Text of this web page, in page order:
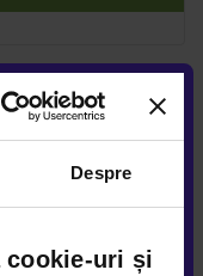
Despre
cookie-uri și